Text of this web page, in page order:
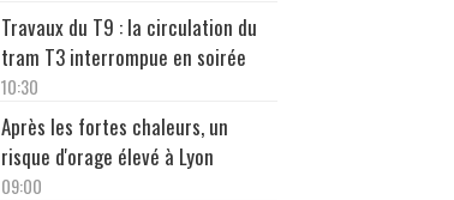
Travaux du T9 : la circulation du
tram T3 interrompue en soirée
10:30
Après les fortes chaleurs, un
risque d'orage élevé à Lyon
09:00